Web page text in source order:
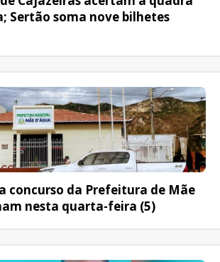
Sertão soma nove bilhetes
concurso da Prefeitura de Mãe
nesta quarta-feira (5)